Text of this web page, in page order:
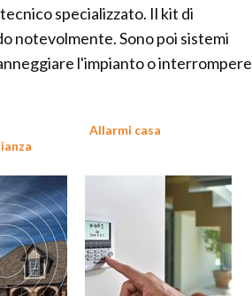
specializzato. Il kit di
notevolmente. Sono poi sistemi
l'impianto o interrompere
Allarmi casa